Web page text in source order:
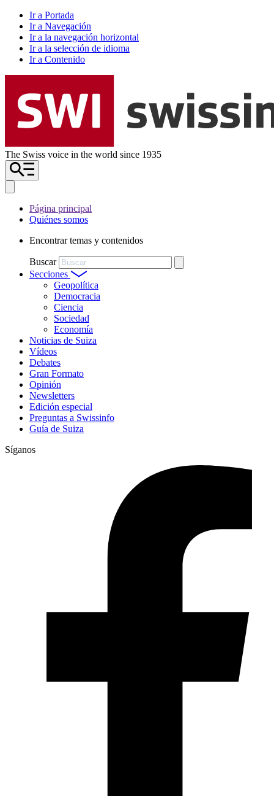
Ir a Portada
Ir a Navegación
Ir a la navegación horizontal
Ir a la selección de idioma
Ir a Contenido
The Swiss voice in the world since 1935
Página principal
Quiénes somos
Encontrar temas y contenidos
Buscar
Secciones
Geopolítica
Democracia
Ciencia
Sociedad
Economía
Noticias de Suiza
Vídeos
Debates
Gran Formato
Opinión
Newsletters
Edición especial
Preguntas a Swissinfo
Guía de Suiza
Síganos